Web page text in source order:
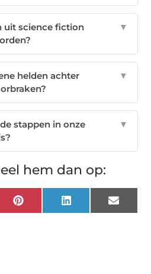
uit science fiction
▼
helden achter
▼
stappen in onze
▼
hem dan op:
Pinterest LinkedIn Email